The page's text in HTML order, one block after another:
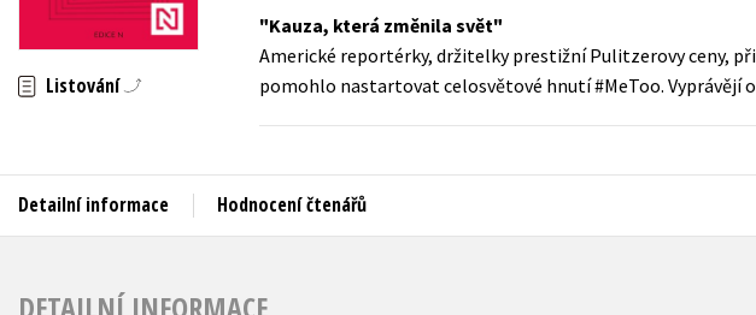
Beletrie pro děti
Beletrie pro dospělé
Jazyky
Kalendáře
Předškoláci
Příroda a zahrada
Všechny tituly
Listování
Kauza, která změnila svět
Americké reportérky, držitelky prestižní Pulitzerovy ceny,
pomohlo nastartovat celosvětové hnutí #MeToo.
Detailní informace Hodnocení čtenářů